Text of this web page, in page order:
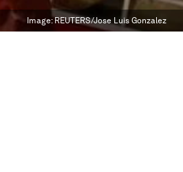
Image: REUTERS/Jose Luis Gonzalez